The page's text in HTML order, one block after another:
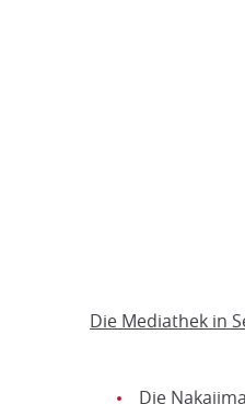
Die Mediathek in
Die